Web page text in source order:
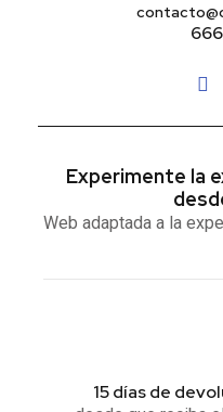
Experimente la
Web adaptada a la
15 días de